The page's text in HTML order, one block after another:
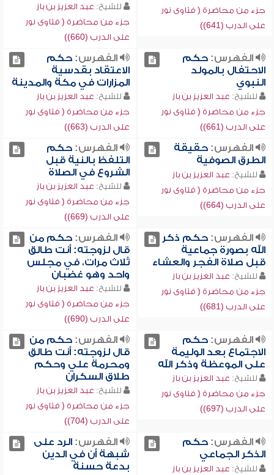
جزء من محاضرة ( فتاوى نور
على الدرب (641))
للشيخ: عبد العزيز بن باز
جزء من محاضرة ( فتاوى نور
على الدرب (660))
الفهرس:حكم
الاحتفال بالمولد
النبوي
للشيخ: عبد العزيز بن باز
جزء من محاضرة ( فتاوى نور
على الدرب (661))
الفهرس:حكم
الاعتقاد بقدسية
المزارات في مكة والمدينة
للشيخ: عبد العزيز بن باز
جزء من محاضرة ( فتاوى نور
على الدرب (663))
الفهرس:حقيقة
الطرق الصوفية
للشيخ: عبد العزيز بن باز
جزء من محاضرة ( فتاوى نور
على الدرب (664))
الفهرس:حكم
التلفظ بالنية قبل
الشروع في الصلاة
للشيخ: عبد العزيز بن باز
جزء من محاضرة ( فتاوى نور
على الدرب (669))
الفهرس:حكم ذكر
الله بصورة جماعية
قبل صلاة الفجر والعشاء
للشيخ: عبد العزيز بن باز
جزء من محاضرة ( فتاوى نور
على الدرب (681))
الفهرس:حكم من
قال لزوجته: أنت طالق
ثلاث مرات، في مجلس
واحد وهو غضبان
للشيخ: عبد العزيز بن باز
جزء من محاضرة ( فتاوى نور
على الدرب (690))
الفهرس:حكم
الاجتماع بعد الوليمة
على الموعظة وذكر الله
للشيخ: عبد العزيز بن باز
جزء من محاضرة ( فتاوى نور
على الدرب (697))
الفهرس:حكم من
قال لزوجته: أنت طالق
ومحرمة علي وحكم
طلاق السكران
للشيخ: عبد العزيز بن باز
جزء من محاضرة ( فتاوى نور
على الدرب (704))
الفهرس:حكم
الذكر الجماعي
للشيخ: عبد العزيز بن باز
الفهرس:الرد على
شبهة أن في الدين
بدعة حسنة